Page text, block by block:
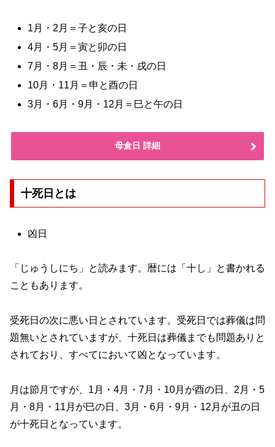
1月・2月＝子と亥の日
4月・5月＝寅と卯の日
7月・8月＝丑・辰・未・戌の日
10月・11月＝申と酉の日
3月・6月・9月・12月＝巳と午の日
母倉日 詳細
十死日とは
凶日
「じゅうしにち」と読みます。暦には「十し」と書かれる
こともあります。
受死日の次に悪い日とされています。受死日では葬儀は問
題無いとされていますが、十死日は葬儀までも問題ありと
されており、すべてにおいて凶となっています。
月は節月ですが、1月・4月・7月・10月が酉の日、2月・5
月・8月・11月が巳の日、3月・6月・9月・12月が丑の日
が十死日となっています。